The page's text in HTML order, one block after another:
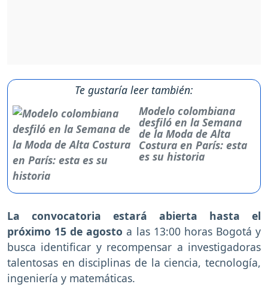
Te gustaría leer también:
Modelo colombiana
desfiló en la Semana
de la Moda de Alta
Costura en París: esta
es su historia
La convocatoria estará abierta hasta el
próximo 15 de agosto a las 13:00 horas Bogotá y
busca identificar y recompensar a investigadoras
talentosas en disciplinas de la ciencia, tecnología,
ingeniería y matemáticas.